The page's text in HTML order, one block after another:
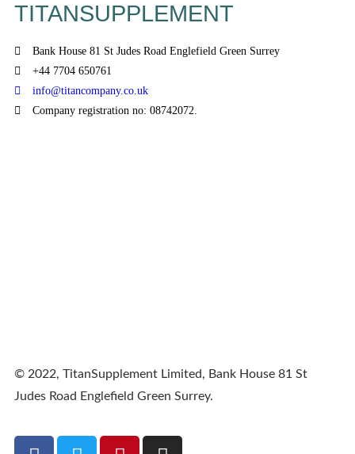
TITANSUPPLEMENT
Bank House 81 St Judes Road Englefield Green Surrey
+44 7704 650761
info@titancompany.co.uk
Company registration no: 08742072.
© 2022, TitanSupplement Limited, Bank House 81 St
Judes Road Englefield Green Surrey.